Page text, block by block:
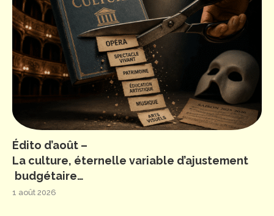
Édito d’août –
La culture, éternelle variable d’ajustement
budgétaire…
1 août 2026